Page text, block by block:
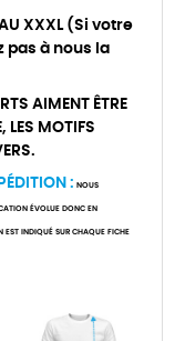
XXXL (Si votre
pas à nous la
AIMENT ÊTRE
LES MOTIFS
: NOUS
ÉVOLUE DONC EN
EST INDIQUÉ SUR CHAQUE FICHE